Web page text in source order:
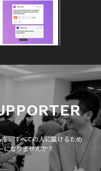
、すべての人に届けるため
なりませんか？